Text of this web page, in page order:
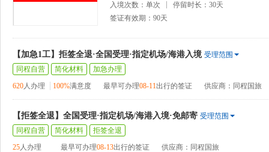
入境次数：单次
停留时长：30天
签证有效期：90天
【加急1工】拒签全退·全国受理·指定机场/海港入境 受理范围
同程自营
简化材料
加急办理
620人办理 100%满意度 最早可办理08-11出行的签证 供应商：同程国旅
【拒签全退】全国受理·指定机场/海港入境·免邮寄 受理范围
同程自营
简化材料
拒签全退
25人办理 最早可办理08-13出行的签证 供应商：同程国旅